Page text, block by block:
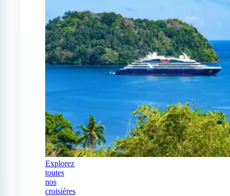
Explorez
toutes
nos
croisières